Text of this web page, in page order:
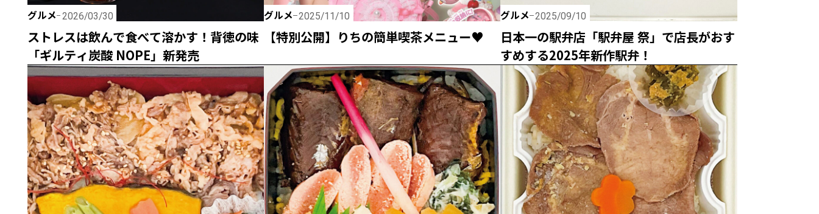
グルメ 2026/03/30
ストレスは飲んで食べて溶かす！背徳の味
「ギルティ炭酸 NOPE」新発売
グルメ 2025/11/10
【特別公開】りちの簡単喫茶メニュー♥
グルメ 2025/09/10
日本一の駅弁店「駅弁屋 祭」で店長がおす
すめする2025年新作駅弁！